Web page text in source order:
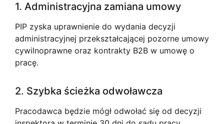
1. Administracyjna zamiana umowy
PIP zyska uprawnienie do wydania decyzji
administracyjnej przekształcającej pozorne umowy
cywilnoprawne oraz kontrakty B2B w umowę o
pracę.
2. Szybka ścieżka odwoławcza
Pracodawca będzie mógł odwołać się od decyzji